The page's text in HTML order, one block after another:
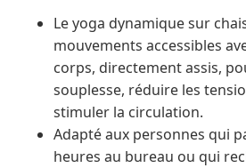
Le yoga dynamique sur
mouvements accessibles
corps, directement assis,
souplesse, réduire les
stimuler la circulation.
Adapté aux personnes qui
heures au bureau ou qui